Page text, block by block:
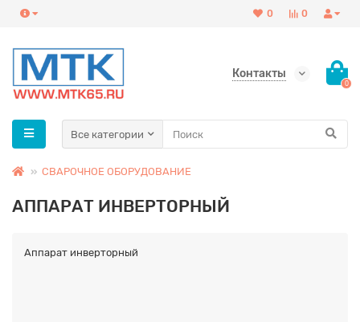
0
0
Контакты
0
Все категории
СВАРОЧНОЕ ОБОРУДОВАНИЕ
АППАРАТ ИНВЕРТОРНЫЙ
Аппарат инверторный